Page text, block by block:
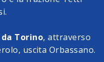
Torino, attraverso
uscita Orbassano.